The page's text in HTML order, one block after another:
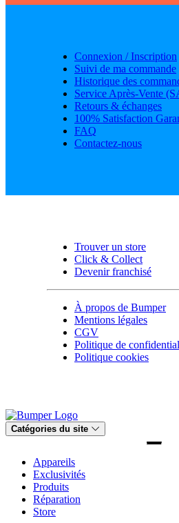
Connexion / Inscription
Suivi de ma commande
Historique des
Service Après-Vente
Retours & échanges
100% Satisfaction
FAQ
Contactez-nous
Trouver un store
Click & Collect
Devenir franchisé
À propos de Bumper
Mentions légales
CGV
Politique de
Politique cookies
Catégories du site
Appareils
Exclusivités
Produits
Réparation
Store